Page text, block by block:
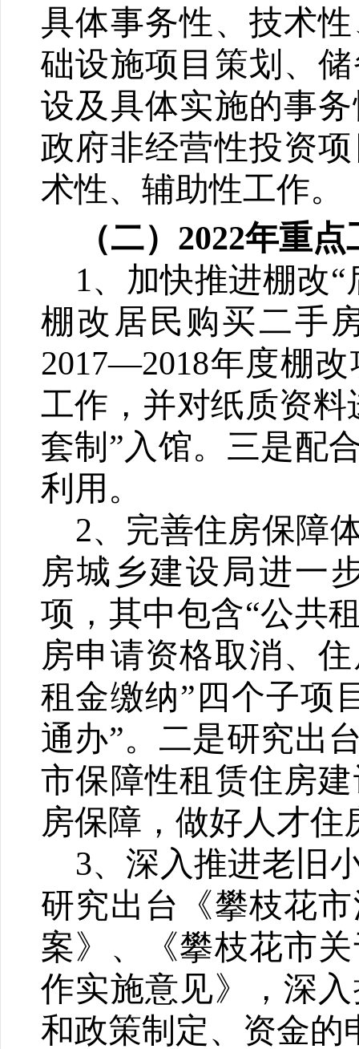
具体事务性、技术
础设施项目策划、
设及具体实施的事
政府非经营性投资
术性、辅助性工作。
（二）2022年重点
1、加快推进棚改“
棚改居民购买二手
2017—2018年度棚
工作，并对纸质资
套制”入馆。三是配
利用。
2、 完善住房保障
房城乡建设局进一
项，其中包含“公共
房申请资格取消、
租金缴纳”四个子项
通办”。二是研究出
市保障性租赁住房
房保障，做好人才住
3、深入推进老旧
研究出台《攀枝花
案》、《攀枝花市
作实施意见》，深
和政策制定、资金的